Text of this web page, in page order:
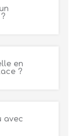
en
?
avec